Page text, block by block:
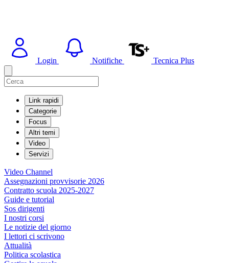
Login Notifiche Tecnica Plus
Link rapidi
Categorie
Focus
Altri temi
Video
Servizi
Video Channel
Assegnazioni provvisorie 2026
Contratto scuola 2025-2027
Guide e tutorial
Sos dirigenti
I nostri corsi
Le notizie del giorno
I lettori ci scrivono
Attualità
Politica scolastica